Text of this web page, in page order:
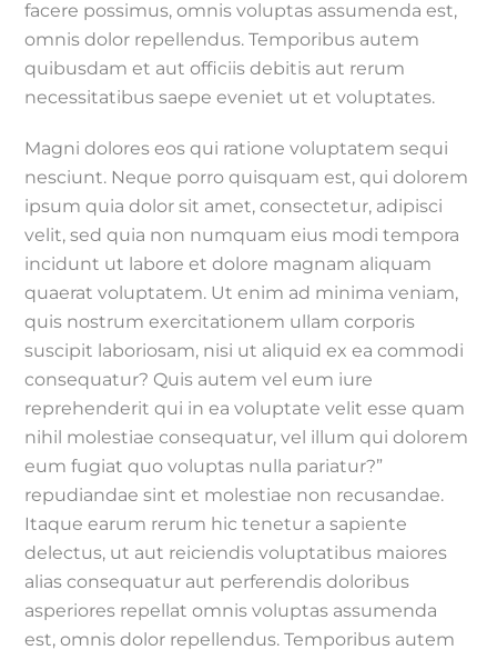
facere possimus, omnis voluptas assumenda est,
omnis dolor repellendus. Temporibus autem
quibusdam et aut officiis debitis aut rerum
necessitatibus saepe eveniet ut et voluptates.
Magni dolores eos qui ratione voluptatem sequi
nesciunt. Neque porro quisquam est, qui dolorem
ipsum quia dolor sit amet, consectetur, adipisci
velit, sed quia non numquam eius modi tempora
incidunt ut labore et dolore magnam aliquam
quaerat voluptatem. Ut enim ad minima veniam,
quis nostrum exercitationem ullam corporis
suscipit laboriosam, nisi ut aliquid ex ea commodi
consequatur? Quis autem vel eum iure
reprehenderit qui in ea voluptate velit esse quam
nihil molestiae consequatur, vel illum qui dolorem
eum fugiat quo voluptas nulla pariatur?”
repudiandae sint et molestiae non recusandae.
Itaque earum rerum hic tenetur a sapiente
delectus, ut aut reiciendis voluptatibus maiores
alias consequatur aut perferendis doloribus
asperiores repellat omnis voluptas assumenda
est, omnis dolor repellendus. Temporibus autem